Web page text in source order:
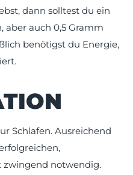
dann solltest du ein
aber auch 0,5 Gramm
benötigst du Energie,
Schlafen. Ausreichend
zwingend notwendig.